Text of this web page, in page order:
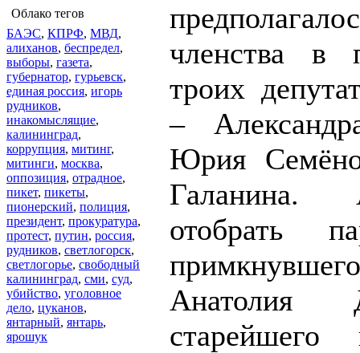
Облако тегов
БАЭС, КПРФ, МВД,
алиханов, беспредел,
выборы, газета,
губернатор, гурьевск,
единая россия, игорь
рудников,
инакомыслящие,
калининград,
коррупция, митинг,
митинги, москва,
оппозиция, отрадное,
пикет, пикеты,
пионерский, полиция,
президент, прокуратура,
протест, путин, россия,
рудников, светлогорск,
светлогорье, свободный
калининград, сми, суд,
убийство, уголовное
дело, цуканов,
янтарный, янтарь,
ярошук
членства в
троих
–
Юрия
отобрать
Анатолия
старейшего